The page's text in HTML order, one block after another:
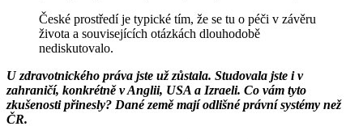
České prostředí je typické tím, že se tu o péči v závěru
života a souvisejících otázkách dlouhodobě
nediskutovalo.
U zdravotnického práva jste už zůstala. Studovala jste i v
zahraničí, konkrétně v Anglii, USA a Izraeli. Co vám tyto
zkušenosti přinesly? Dané země mají odlišné právní systémy než
ČR.